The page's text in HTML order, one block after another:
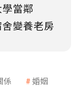
當鄰
變養老房
係
婚姻